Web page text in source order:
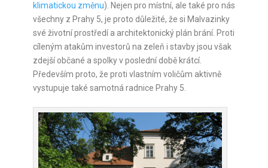
klimatickou změnu). Nejen pro místní, ale také pro nás
všechny z Prahy 5, je proto důležité, že si Malvazinky
své životní prostředí a architektonický plán brání. Proti
cíleným atakům investorů na zeleň i stavby jsou však
zdejší občané a spolky v poslední době krátcí.
Především proto, že proti vlastním voličům aktivně
vystupuje také samotná radnice Prahy 5.